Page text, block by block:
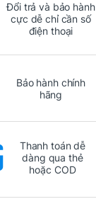
Đổi trả và bảo hành
cực dễ chỉ cần số
điện thoại
Bảo hành chính
hãng
Thanh toán dễ
dàng qua thẻ
hoặc COD